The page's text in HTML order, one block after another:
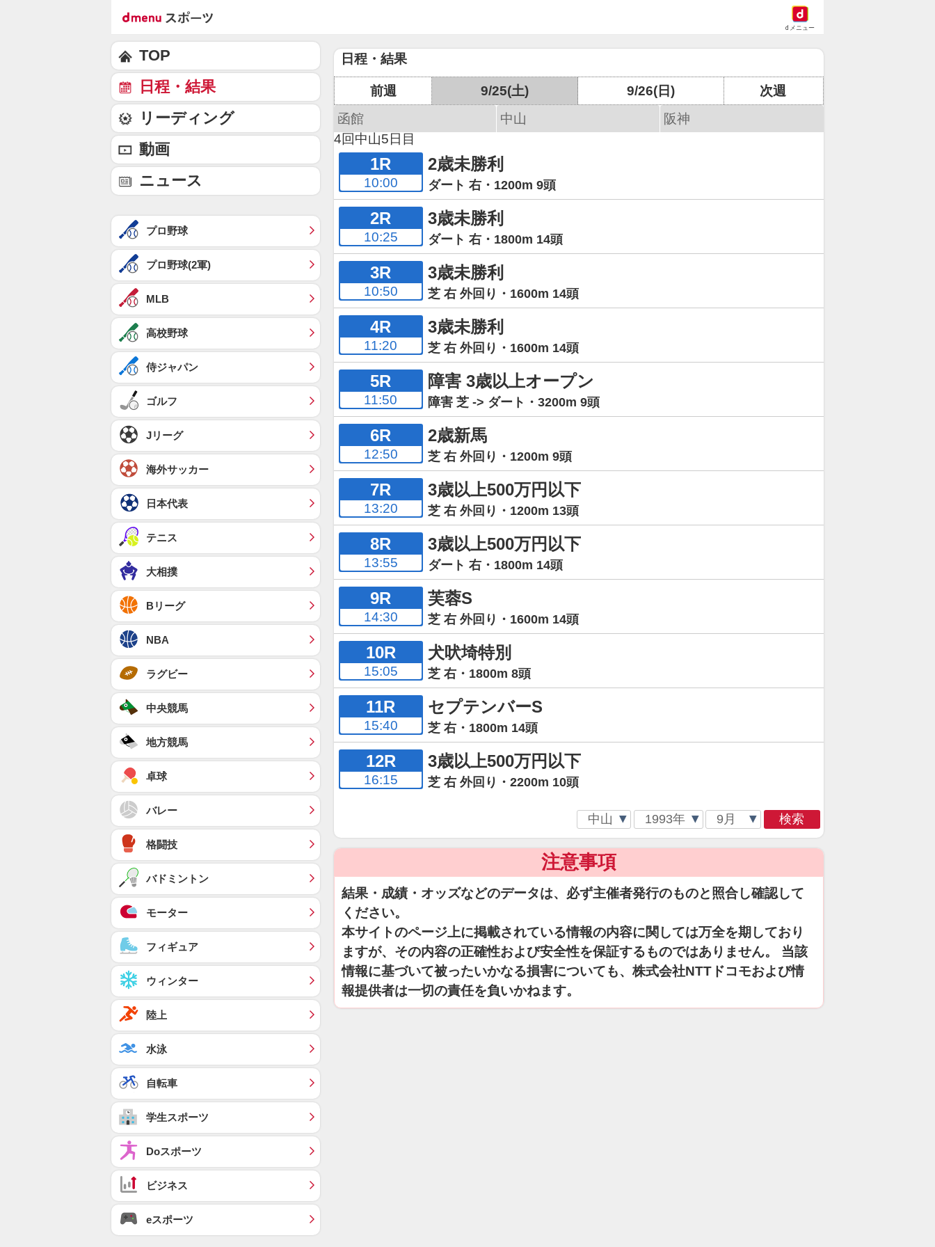
dメニュー
日程・結果
前週 9/25(土) 9/26(日)
次週
函館
中山
阪神
4回中山5日目
1R
10:00
2歳未勝利
ダート 右・1200m 9頭
2R
10:25
3歳未勝利
ダート 右・1800m 14頭
3R
10:50
3歳未勝利
芝 右 外回り・1600m 14頭
4R
11:20
3歳未勝利
芝 右 外回り・1600m 14頭
5R
11:50
障害 3歳以上オープン
障害 芝 -> ダート・3200m 9頭
6R
12:50
2歳新馬
芝 右 外回り・1200m 9頭
7R
13:20
3歳以上500万円以下
芝 右 外回り・1200m 13頭
8R
13:55
3歳以上500万円以下
ダート 右・1800m 14頭
9R
14:30
芙蓉S
芝 右 外回り・1600m 14頭
10R
15:05
犬吠埼特別
芝 右・1800m 8頭
11R
15:40
セプテンバーS
芝 右・1800m 14頭
12R
16:15
3歳以上500万円以下
芝 右 外回り・2200m 10頭
検索
注意事項
結果・成績・オッズなどのデータは、必ず主催者発行のものと照合し確認して
ください。
本サイトのページ上に掲載されている情報の内容に関しては万全を期しており
ますが、その内容の正確性および安全性を保証するものではありません。 当該
情報に基づいて被ったいかなる損害についても、株式会社NTTドコモおよび情
報提供者は一切の責任を負いかねます。
TOP
日程・結果
リーディング
動画
ニュース
プロ野球
プロ野球(2軍)
MLB
高校野球
侍ジャパン
ゴルフ
Jリーグ
海外サッカー
日本代表
テニス
大相撲
Bリーグ
NBA
ラグビー
中央競馬
地方競馬
卓球
バレー
格闘技
バドミントン
モーター
フィギュア
ウィンター
陸上
水泳
自転車
学生スポーツ
Doスポーツ
ビジネス
eスポーツ